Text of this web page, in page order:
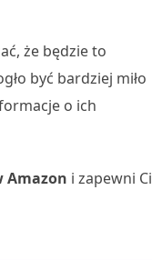
że będzie to
być bardziej miło
o ich
Amazon i zapewni Ci